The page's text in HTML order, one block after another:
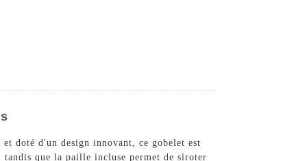
doté d'un design innovant, ce gobelet est
que la paille incluse permet de siroter